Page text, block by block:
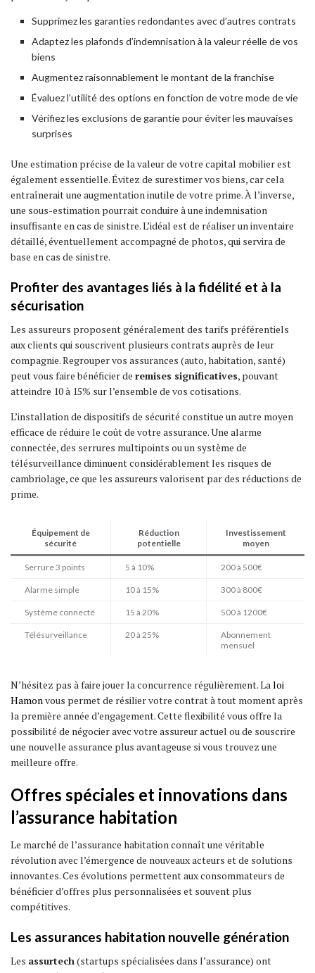
Supprimez les garanties redondantes avec d’autres contrats
Adaptez les plafonds d’indemnisation à la valeur réelle de vos
biens
Augmentez raisonnablement le montant de la franchise
Évaluez l’utilité des options en fonction de votre mode de vie
Vérifiez les exclusions de garantie pour éviter les mauvaises
surprises
Une estimation précise de la valeur de votre capital mobilier est
également essentielle. Évitez de surestimer vos biens, car cela
entraînerait une augmentation inutile de votre prime. À l’inverse,
une sous-estimation pourrait conduire à une indemnisation
insuffisante en cas de sinistre. L’idéal est de réaliser un inventaire
détaillé, éventuellement accompagné de photos, qui servira de
base en cas de sinistre.
Profiter des avantages liés à la fidélité et à la
sécurisation
Les assureurs proposent généralement des tarifs préférentiels
aux clients qui souscrivent plusieurs contrats auprès de leur
compagnie. Regrouper vos assurances (auto, habitation, santé)
peut vous faire bénéficier de remises significatives, pouvant
atteindre 10 à 15% sur l’ensemble de vos cotisations.
L’installation de dispositifs de sécurité constitue un autre moyen
efficace de réduire le coût de votre assurance. Une alarme
connectée, des serrures multipoints ou un système de
télésurveillance diminuent considérablement les risques de
cambriolage, ce que les assureurs valorisent par des réductions de
prime.
Équipement de
sécurité
Réduction
potentielle
Investissement
moyen
Serrure 3 points 5 à 10% 200 à 500€
Alarme simple 10 à 15% 300 à 800€
Système connecté 15 à 20% 500 à 1200€
Télésurveillance 20 à 25%
Abonnement
mensuel
N’hésitez pas à faire jouer la concurrence régulièrement. La loi
Hamon vous permet de résilier votre contrat à tout moment après
la première année d’engagement. Cette flexibilité vous offre la
possibilité de négocier avec votre assureur actuel ou de souscrire
une nouvelle assurance plus avantageuse si vous trouvez une
meilleure offre.
Offres spéciales et innovations dans
l’assurance habitation
Le marché de l’assurance habitation connaît une véritable
révolution avec l’émergence de nouveaux acteurs et de solutions
innovantes. Ces évolutions permettent aux consommateurs de
bénéficier d’offres plus personnalisées et souvent plus
compétitives.
Les assurances habitation nouvelle génération
Les assurtech (startups spécialisées dans l’assurance) ont